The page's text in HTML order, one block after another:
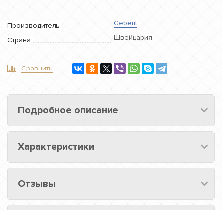
Производитель
Geberit
Страна
Швейцария
Сравнить
Подробное описание
Характеристики
Отзывы